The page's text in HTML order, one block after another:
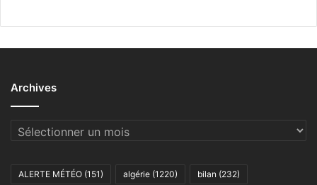
Archives
Archives
ALERTE MÉTÉO (151) algérie (1220) bilan (232)